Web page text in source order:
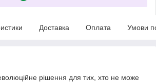
Доставка Оплата Умови
рішення для тих, хто не може